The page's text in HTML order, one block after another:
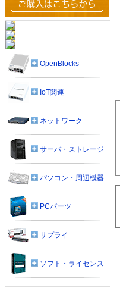
OpenBlocks
IoT関連
ネットワーク
サーバ・ストレージ
パソコン・周辺機器
PCパーツ
サプライ
ソフト・ライセンス